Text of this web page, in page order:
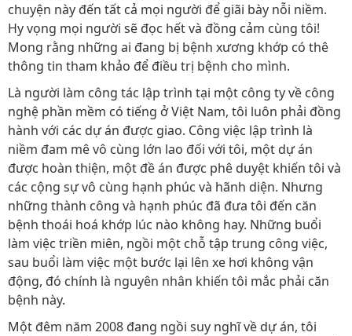
chuyện này đến tất cả mọi người để giãi bày nỗi niềm.
Hy vọng mọi người sẽ đọc hết và đồng cảm cùng tôi!
Mong rằng những ai đang bị bệnh xương khớp có thê
thông tin tham khảo để điều trị bệnh cho mình.
Là người làm công tác lập trình tại một công ty về công
nghệ phần mềm có tiếng ở Việt Nam, tôi luôn phải đồng
hành với các dự án được giao. Công việc lập trình là
niềm đam mê vô cùng lớn lao đối với tôi, một dự án
được hoàn thiện, một đề án được phê duyệt khiến tôi và
các cộng sự vô cùng hạnh phúc và hãnh diện. Nhưng
những thành công và hạnh phúc đã đưa tôi đến căn
bệnh thoái hoá khớp lúc nào không hay. Những buổi
làm việc triền miên, ngồi một chỗ tập trung công việc,
sau buổi làm việc một bước lại lên xe hơi không vận
động, đó chính là nguyên nhân khiến tôi mắc phải căn
bệnh này.
Một đêm năm 2008 đang ngồi suy nghĩ về dự án, tôi